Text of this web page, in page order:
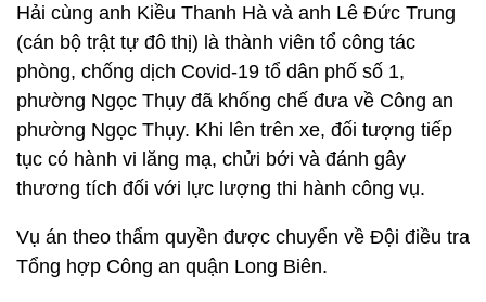
Hải cùng anh Kiều Thanh Hà và anh Lê Đức Trung
(cán bộ trật tự đô thị) là thành viên tổ công tác
phòng, chống dịch Covid-19 tổ dân phố số 1,
phường Ngọc Thụy đã khống chế đưa về Công an
phường Ngọc Thụy. Khi lên trên xe, đối tượng tiếp
tục có hành vi lăng mạ, chửi bới và đánh gây
thương tích đối với lực lượng thi hành công vụ.
Vụ án theo thẩm quyền được chuyển về Đội điều tra
Tổng hợp Công an quận Long Biên.